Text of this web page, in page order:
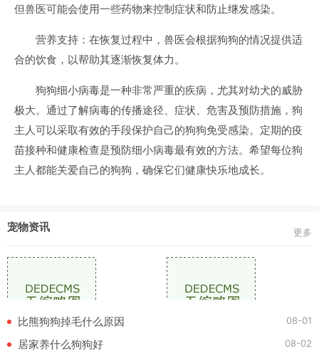
但兽医可能会使用一些药物来控制症状和防止继发感染。
营养支持：在恢复过程中，兽医会根据狗狗的情况提供适
合的饮食，以帮助其逐渐恢复体力。
狗狗细小病毒是一种非常严重的疾病，尤其对幼犬的威胁
极大。通过了解病毒的传播途径、症状、危害及预防措施，狗
主人可以采取有效的手段保护自己的狗狗免受感染。定期的疫
苗接种和健康检查是预防细小病毒最有效的方法。希望每位狗
主人都能关爱自己的狗狗，确保它们健康快乐地成长。
宠物资讯 更多
比熊狗狗掉毛什么原因 08-01
居家养什么狗狗好 08-02